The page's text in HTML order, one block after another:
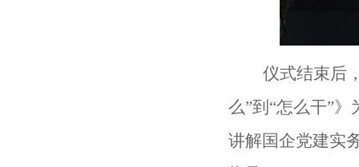
仪式结束后
么”到“怎么干”》
讲解国企党建实